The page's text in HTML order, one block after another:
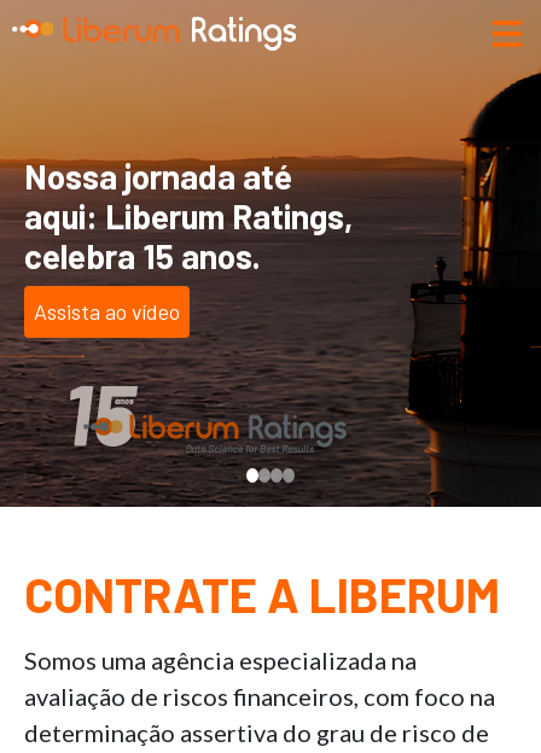
Nossa jornada até
aqui: Liberum Ratings,
celebra 15 anos.
Assista ao vídeo
CONTRATE A LIBERUM
Somos uma agência especializada na
avaliação de riscos financeiros, com foco na
determinação assertiva do grau de risco de